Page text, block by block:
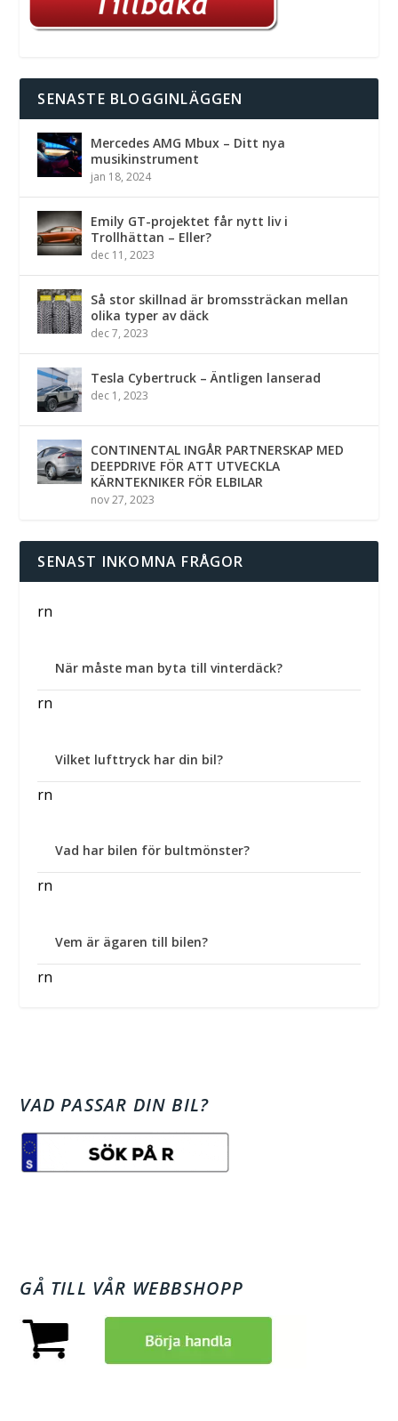
SENASTE BLOGGINLÄGGEN
Mercedes AMG Mbux – Ditt nya
musikinstrument
jan 18, 2024
Emily GT-projektet får nytt liv i
Trollhättan – Eller?
dec 11, 2023
Så stor skillnad är bromssträckan mellan
olika typer av däck
dec 7, 2023
Tesla Cybertruck – Äntligen lanserad
dec 1, 2023
CONTINENTAL INGÅR PARTNERSKAP MED
DEEPDRIVE FÖR ATT UTVECKLA
KÄRNTEKNIKER FÖR ELBILAR
nov 27, 2023
SENAST INKOMNA FRÅGOR
rn
När måste man byta till vinterdäck?
rn
Vilket lufttryck har din bil?
rn
Vad har bilen för bultmönster?
rn
Vem är ägaren till bilen?
rn
VAD PASSAR DIN BIL?
GÅ TILL VÅR WEBBSHOPP